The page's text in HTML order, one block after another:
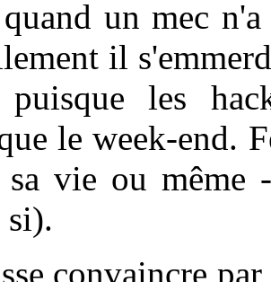
quand un mec
il
puisque les
le week-end.
sa vie ou
si).
convaincre